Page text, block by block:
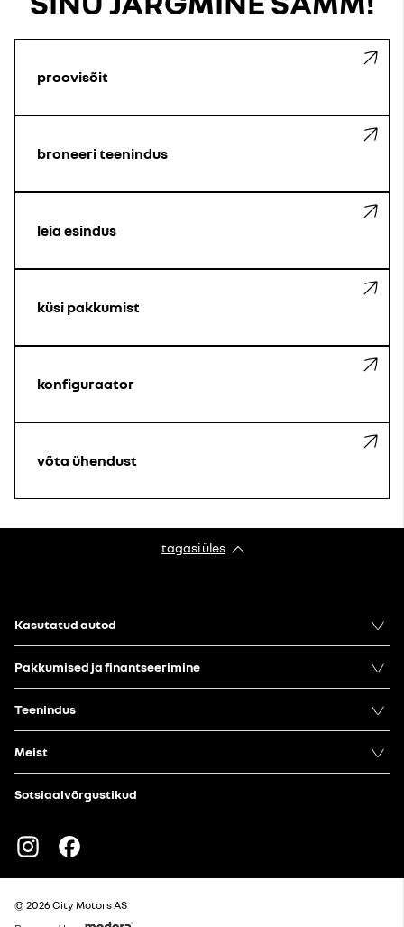
proovisõit
broneeri teenindus
leia esindus
küsi pakkumist
konfiguraator
võta ühendust
tagasi üles
Kasutatud autod
Pakkumised ja finantseerimine
Teenindus
Meist
Sotsiaalvõrgustikud
Instagram
© 2026 City Motors AS